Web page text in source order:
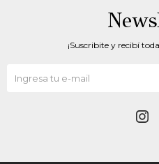
¡Suscribite y recibí
